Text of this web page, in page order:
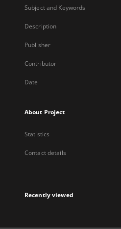
Subject and Keywords
Description
Publisher
Contributor
Date
About Project
Statistics
Contact details
Recently viewed